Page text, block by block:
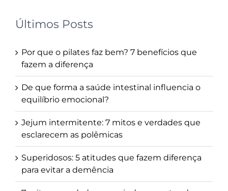
Últimos Posts
Por que o pilates faz bem? 7 benefícios que
fazem a diferença
De que forma a saúde intestinal influencia o
equilíbrio emocional?
Jejum intermitente: 7 mitos e verdades que
esclarecem as polêmicas
Superidosos: 5 atitudes que fazem diferença
para evitar a demência